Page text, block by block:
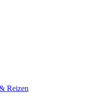
Reizen